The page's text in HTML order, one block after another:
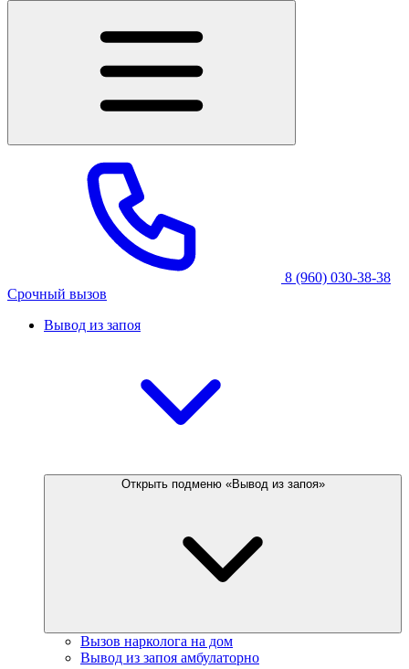
8 (960) 030-38-38
Срочный вызов
Вывод из запоя
Открыть подменю «Вывод из запоя»
Вызов нарколога на дом
Вывод из запоя амбулаторно